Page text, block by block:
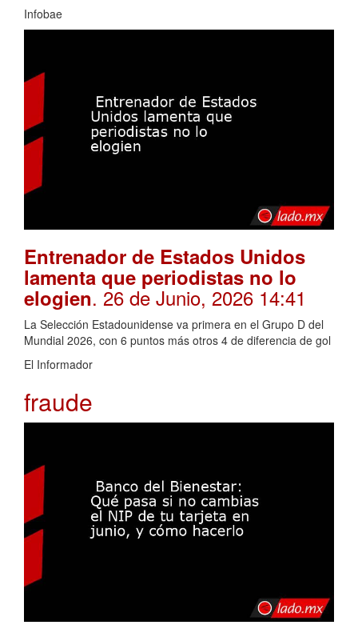
Infobae
Entrenador de Estados Unidos
lamenta que periodistas no lo
elogien. 26 de Junio, 2026 14:41
La Selección Estadounidense va primera en el Grupo D del
Mundial 2026, con 6 puntos más otros 4 de diferencia de gol
El Informador
fraude